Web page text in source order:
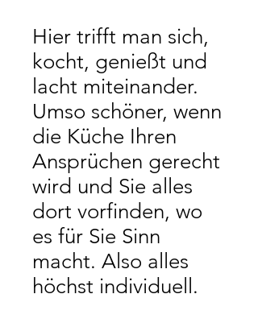
Hier trifft man sich,
kocht, genießt und
lacht miteinander.
Umso schöner, wenn
die Küche Ihren
Ansprüchen gerecht
wird und Sie alles
dort vorfinden, wo
es für Sie Sinn
macht. Also alles
höchst individuell.